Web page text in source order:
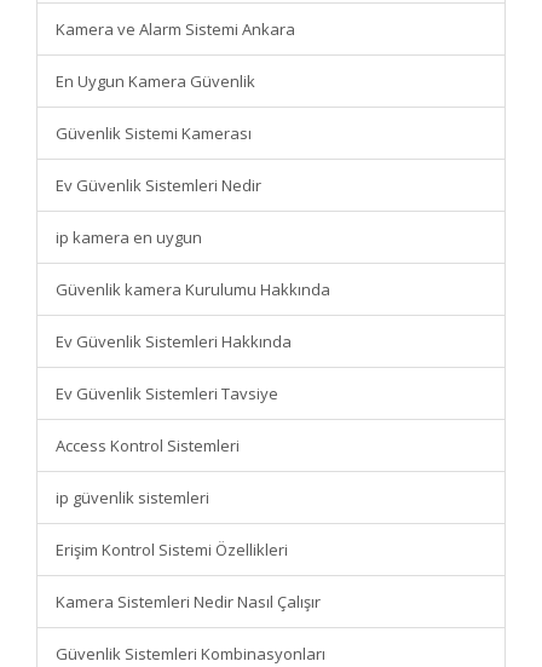
Kamera ve Alarm Sistemi Ankara
En Uygun Kamera Güvenlik
Güvenlik Sistemi Kamerası
Ev Güvenlik Sistemleri Nedir
ip kamera en uygun
Güvenlik kamera Kurulumu Hakkında
Ev Güvenlik Sistemleri Hakkında
Ev Güvenlik Sistemleri Tavsiye
Access Kontrol Sistemleri
ip güvenlik sistemleri
Erişim Kontrol Sistemi Özellikleri
Kamera Sistemleri Nedir Nasıl Çalışır
Güvenlik Sistemleri Kombinasyonları